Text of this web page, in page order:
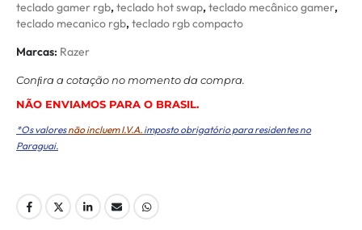
teclado gamer rgb,teclado hot swap,teclado mecânico gamer,
teclado mecanico rgb,teclado rgb compacto
Marcas: Razer
Conﬁra a cotação no momento da compra.
NÃO ENVIAMOS PARA O BRASIL.
*Os valoresnão incluem I.V.A. imposto obrigatório para residentes no
Paraguai.